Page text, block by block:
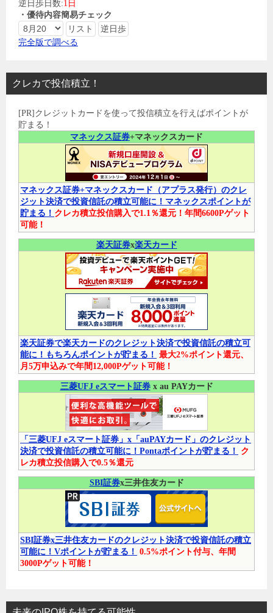
逆日歩日数:1日
・優待内容簡易チェック
完全版で調べる
クレカで投信積立！
[PR]クレジットカードを使って投信積立を行えばポイントが
貯まる！
マネックス証券+マネックスカード
マネックス証券+マネックスカード（アプラス発行）のクレ
ジット決済で投資信託の積立可能に！マネックスポイントが
貯まる！ クレカ積立投信購入で1.1％還元！年間6600Pゲット
可能！
楽天証券x楽天カード
楽天証券で楽天カードのクレジット決済で投資信託の積立可
能に！もちろんポイントが貯まる！ 最大2%ポイント還元、
月5万申込みで年間12,000Pゲット可能！
三菱UFJ eスマート証券x au PAYカード
「三菱UFJ eスマート証券」x「auPAYカード」のクレジット
決済で投資信託の積立可能に！Pontaポイントが貯まる！
ク
レカ積立投信購入で0.5％還元
SBI証券x三井住友カード
SBI証券x三井住友カードのクレジット決済で投資信託の積立
可能に！Vポイントが貯まる！ 0.5%ポイント付与、年間
3000Pゲット可能！